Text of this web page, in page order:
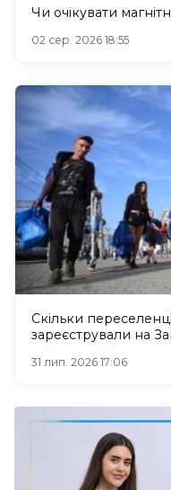
Чи очікувати
02 сер. 2026 18:55
Скільки
зареєстрували на
31 лип. 2026 17:06